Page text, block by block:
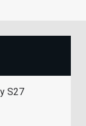
S27